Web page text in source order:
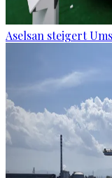
Aselsan steigert